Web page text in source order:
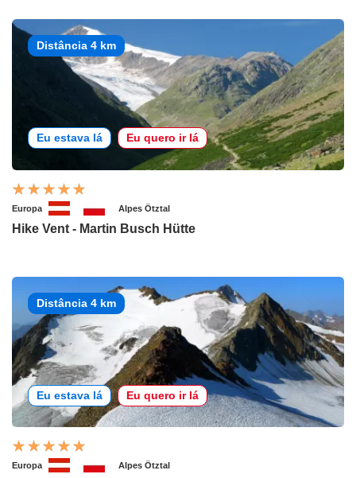
Distância 4 km
Eu estava lá Eu quero ir lá
Europa Alpes Ötztal
Hike Vent - Martin Busch Hütte
Distância 4 km
Eu estava lá Eu quero ir lá
Europa Alpes Ötztal